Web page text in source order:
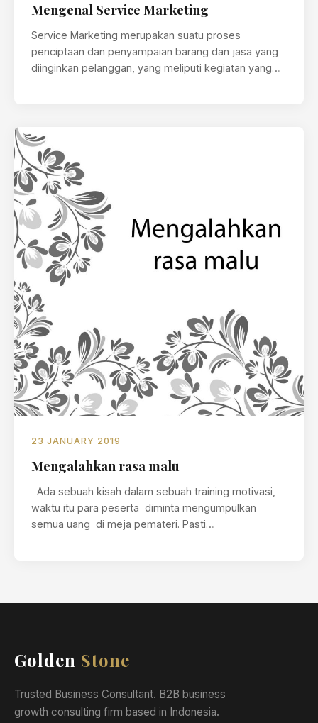
Mengenal Service Marketing
Service Marketing merupakan suatu proses
penciptaan dan penyampaian barang dan jasa yang
diinginkan pelanggan, yang meliputi kegiatan yang
23 JANUARY 2019
Mengalahkan rasa malu
Ada sebuah kisah dalam sebuah training motivasi,
waktu itu para peserta diminta mengumpulkan
semua uang di meja pemateri. Pasti…
Golden Stone
Trusted Business Consultant. B2B business
growth consulting firm based in Indonesia.